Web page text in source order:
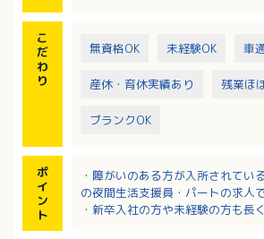
こ
だ
わ
り
無資格OK 未経験OK 車
産休・育休実績あり 残業ほ
ブランクOK
ポ
イ
ン
ト
・障がいのある方が入所されてい
の夜間生活支援員・パートの求人
・新卒入社の方や未経験の方も長